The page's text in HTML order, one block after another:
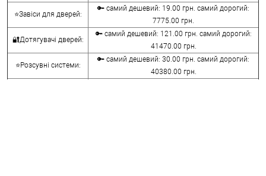
⭐Завіси для дверей:
🔑 самий дешевий: 19.00 грн. самий дорогий:
7775.00 грн.
🔐Дотягувачі дверей:
🔑 самий дешевий: 121.00 грн. самий дорогий:
41470.00 грн.
⭐Розсувні системи:
🔑 самий дешевий: 30.00 грн. самий дорогий:
40380.00 грн.